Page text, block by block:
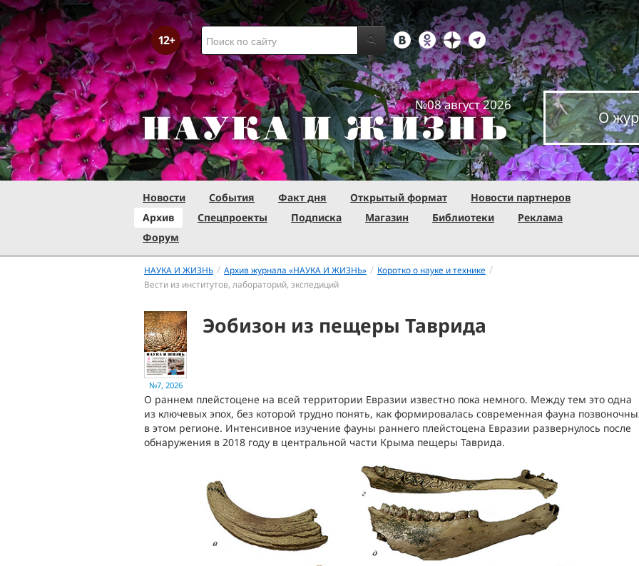
№08 август 2026
О
Новости События Факт дня Открытый формат
Новости партнеров
Архив
Спецпроекты Подписка Магазин Библиотеки
Реклама
Форум
НАУКА И ЖИЗНЬ / Архив журнала «НАУКА И ЖИЗНЬ» / Коротко о науке и технике /
Вести из институтов, лабораторий, экспедиций
№7, 2026
Эобизон из пещеры Таврида
О раннем плейстоцене на всей территории Евразии известно пока немного. Между тем это одна
из ключевых эпох, без которой трудно понять, как формировалась современная фауна
в этом регионе. Интенсивное изучение фауны раннего плейстоцена Евразии развернулось после
обнаружения в 2018 году в центральной части Крыма пещеры Таврида.